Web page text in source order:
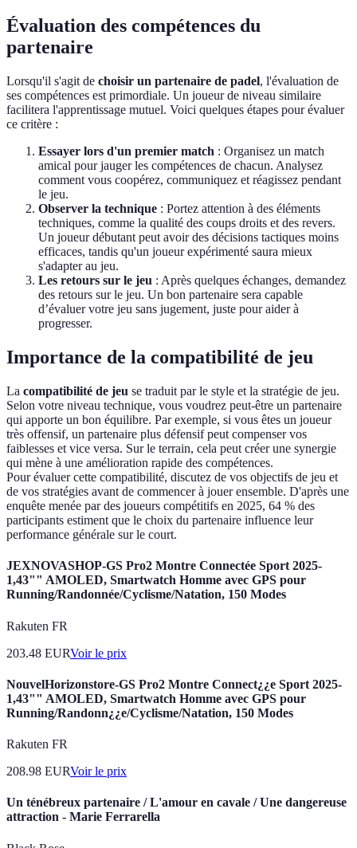
Évaluation des compétences du
partenaire
Lorsqu'il s'agit de choisir un partenaire de padel, l'évaluation de
ses compétences est primordiale. Un joueur de niveau similaire
facilitera l'apprentissage mutuel. Voici quelques étapes pour évaluer
ce critère :
Essayer lors d'un premier match : Organisez un match
amical pour jauger les compétences de chacun. Analysez
comment vous coopérez, communiquez et réagissez pendant
le jeu.
Observer la technique : Portez attention à des éléments
techniques, comme la qualité des coups droits et des revers.
Un joueur débutant peut avoir des décisions tactiques moins
efficaces, tandis qu'un joueur expérimenté saura mieux
s'adapter au jeu.
Les retours sur le jeu : Après quelques échanges, demandez
des retours sur le jeu. Un bon partenaire sera capable
d’évaluer votre jeu sans jugement, juste pour aider à
progresser.
Importance de la compatibilité de jeu
La compatibilité de jeu se traduit par le style et la stratégie de jeu.
Selon votre niveau technique, vous voudrez peut-être un partenaire
qui apporte un bon équilibre. Par exemple, si vous êtes un joueur
très offensif, un partenaire plus défensif peut compenser vos
faiblesses et vice versa. Sur le terrain, cela peut créer une synergie
qui mène à une amélioration rapide des compétences.
Pour évaluer cette compatibilité, discutez de vos objectifs de jeu et
de vos stratégies avant de commencer à jouer ensemble. D'après une
enquête menée par des joueurs compétitifs en 2025, 64 % des
participants estiment que le choix du partenaire influence leur
performance générale sur le court.
JEXNOVASHOP-GS Pro2 Montre Connectée Sport 2025-
1,43"" AMOLED, Smartwatch Homme avec GPS pour
Running/Randonnée/Cyclisme/Natation, 150 Modes
Rakuten FR
203.48 EURVoir le prix
NouvelHorizonstore-GS Pro2 Montre Connect¿¿e Sport 2025-
1,43"" AMOLED, Smartwatch Homme avec GPS pour
Running/Randonn¿¿e/Cyclisme/Natation, 150 Modes
Rakuten FR
208.98 EURVoir le prix
Un ténébreux partenaire / L'amour en cavale / Une dangereuse
attraction - Marie Ferrarella